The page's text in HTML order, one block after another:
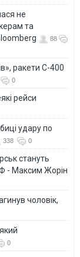
не
та
88
ракети С-400
0
рейси
удару по
338 0
стануть
- Максим Жорін
чоловік,
0